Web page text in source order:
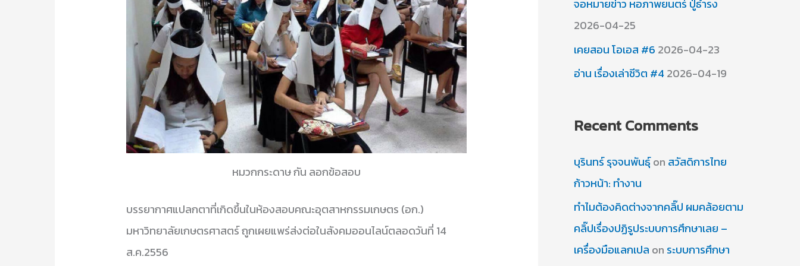
หมวกกระดาษ กัน ลอกข้อสอบ
บรรยากาศแปลกตาที่เกิดขึ้นในห้องสอบคณะอุตสาหกรรมเกษตร (อก.)
มหาวิทยาลัยเกษตรศาสตร์ ถูกเผยแพร่ส่งต่อในสังคมออนไลน์ตลอดวันที่ 14
ส.ค.2556
จอหมายข่าว หอภาพยนตร์ ปู่ธำรง
2026-04-25
เคยสอน โอเอส #6 2026-04-23
อ่าน เรื่องเล่าชีวิต #42026-04-19
Recent Comments
บุรินทร์ รุจจนพันธุ์on สวัสดิการไทย
ก้าวหน้า: ทำงาน
ทำไมต้องคิดต่างจากคลิ๊ป ผมคล้อยตาม
คลิ๊ปเรื่องปฏิรูประบบการศึกษาเลย –
เครื่องมือแลกเปล on ระบบการศึกษา